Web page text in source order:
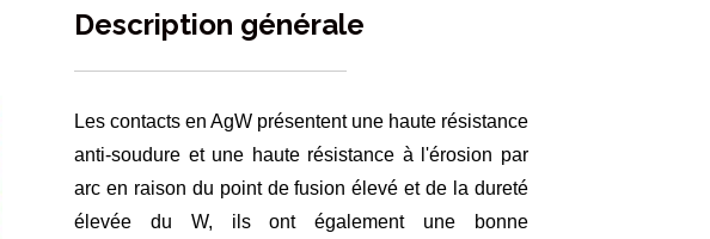
Description générale
Les contacts en AgW présentent une haute résistance
anti-soudure et une haute résistance à l'érosion par
arc en raison du point de fusion élevé et de la dureté
élevée du W, ils ont également une bonne